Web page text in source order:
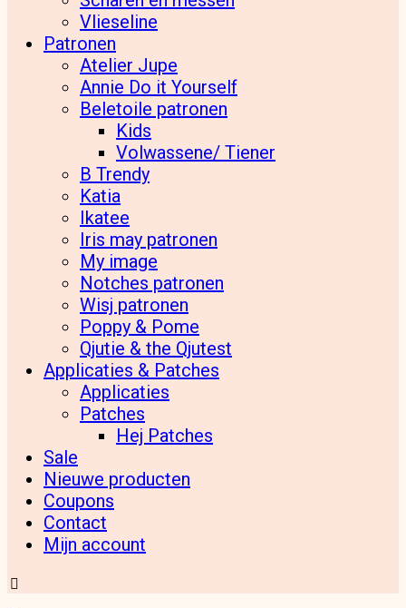
Vlieseline
Patronen
Atelier Jupe
Annie Do it Yourself
Beletoile patronen
Kids
Volwassene/ Tiener
B Trendy
Katia
Ikatee
Iris may patronen
My image
Notches patronen
Wisj patronen
Poppy & Pome
Qjutie & the Qjutest
Applicaties & Patches
Applicaties
Patches
Hej Patches
Sale
Nieuwe producten
Coupons
Contact
Mijn account